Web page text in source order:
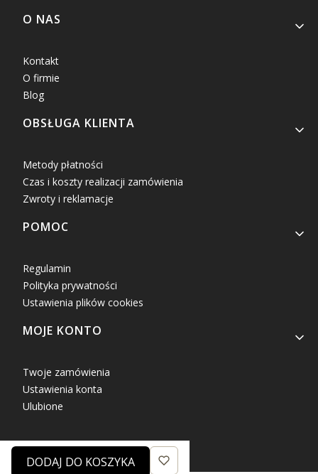
Linki w stopce
O NAS
Kontakt
O firmie
Blog
OBSŁUGA KLIENTA
Metody płatności
Czas i koszty realizacji zamówienia
Zwroty i reklamacje
POMOC
Regulamin
Polityka prywatności
Ustawienia plików cookies
MOJE KONTO
Twoje zamówienia
Ustawienia konta
Ulubione
DODAJ DO KOSZYKA